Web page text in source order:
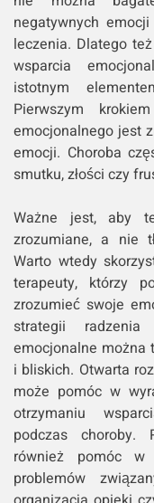
negatywnych
leczenia. Dlatego
wsparcia
istotnym
Pierwszym
emocjonalnego jest
emocji. Choroba
smutku, złości czy
Ważne jest, aby
zrozumiane, a nie
Warto wtedy
terapeuty, którzy
zrozumieć swoje
strategii
emocjonalne można
i bliskich. Otwarta
może pomóc w
otrzymaniu
podczas choroby.
również pomóc w
problemów